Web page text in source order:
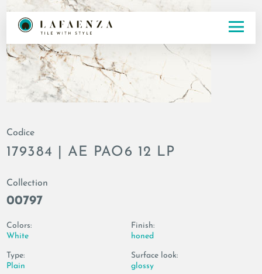
Codice
179384 | AE PAO6 12 LP
Collection
00797
Colors:
White
Type:
Plain
Finish:
honed
Surface look:
glossy